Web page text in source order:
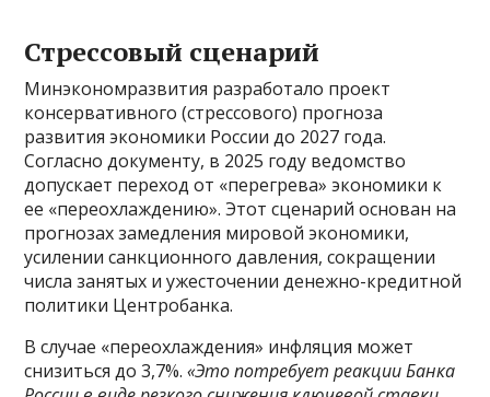
Стрессовый сценарий
Минэкономразвития разработало проект
консервативного (стрессового) прогноза
развития экономики России до 2027 года.
Согласно документу, в 2025 году ведомство
допускает переход от «перегрева» экономики к
ее «переохлаждению». Этот сценарий основан на
прогнозах замедления мировой экономики,
усилении санкционного давления, сокращении
числа занятых и ужесточении денежно-кредитной
политики Центробанка.
В случае «переохлаждения» инфляция может
снизиться до 3,7%.«Это потребует реакции Банка